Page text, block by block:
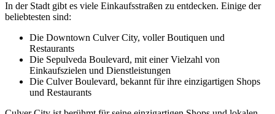
In der Stadt gibt es viele Einkaufsstraßen zu entdecken. Einige der
beliebtesten sind:
Die Downtown Culver City, voller Boutiquen und
Restaurants
Die Sepulveda Boulevard, mit einer Vielzahl von
Einkaufszielen und Dienstleistungen
Die Culver Boulevard, bekannt für ihre einzigartigen Shops
und Restaurants